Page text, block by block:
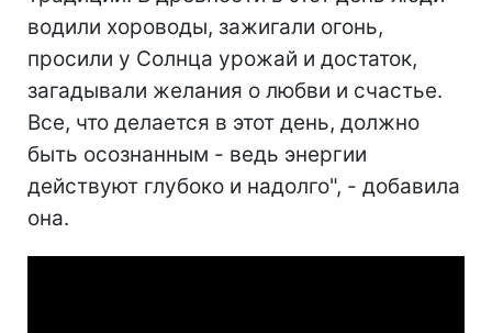
водили хороводы, зажигали огонь,
просили у Солнца урожай и достаток,
загадывали желания о любви и счастье.
Все, что делается в этот день, должно
быть осознанным - ведь энергии
действуют глубоко и надолго", - добавила
она.